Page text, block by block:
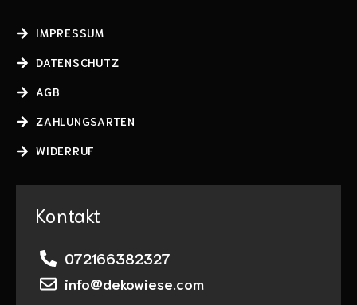
IMPRESSUM
DATENSCHUTZ
AGB
ZAHLUNGSARTEN
WIDERRUF
Kontakt
072166382327
info@dekowiese.com